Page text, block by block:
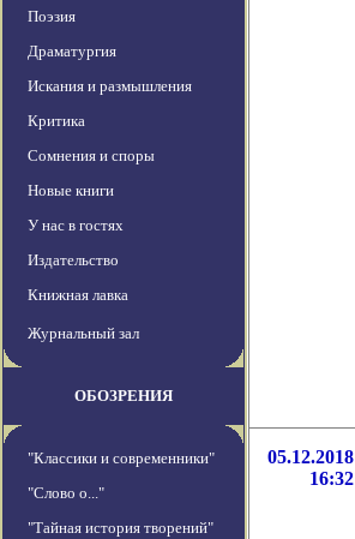
Поэзия
Драматургия
Искания и размышления
Критика
Сомнения и споры
Новые книги
У нас в гостях
Издательство
Книжная лавка
Журнальный зал
ОБОЗРЕНИЯ
"Классики и современники"
"Слово о..."
"Тайная история творений"
05.12.2018
16:32